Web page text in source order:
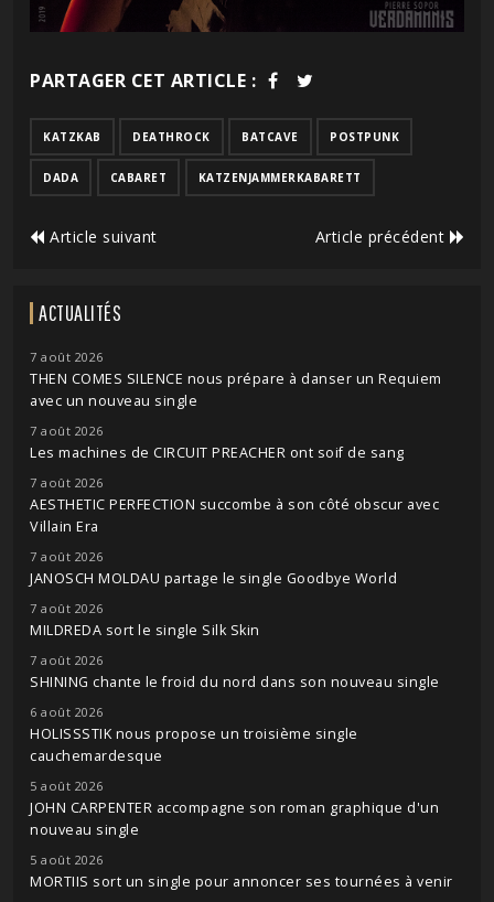
PARTAGER CET ARTICLE :
KATZKAB DEATHROCK BATCAVE POSTPUNK
DADA CABARET KATZENJAMMERKABARETT
Article suivant Article précédent
ACTUALITÉS
7 août 2026
THEN COMES SILENCE nous prépare à danser un Requiem
avec un nouveau single
7 août 2026
Les machines de CIRCUIT PREACHER ont soif de sang
7 août 2026
AESTHETIC PERFECTION succombe à son côté obscur avec
Villain Era
7 août 2026
JANOSCH MOLDAU partage le single Goodbye World
7 août 2026
MILDREDA sort le single Silk Skin
7 août 2026
SHINING chante le froid du nord dans son nouveau single
6 août 2026
HOLISSSTIK nous propose un troisième single
cauchemardesque
5 août 2026
JOHN CARPENTER accompagne son roman graphique d'un
nouveau single
5 août 2026
MORTIIS sort un single pour annoncer ses tournées à venir